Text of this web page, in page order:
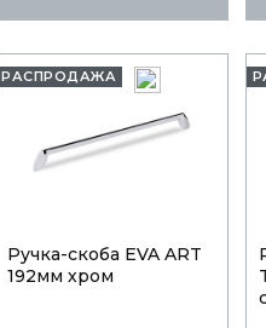
РАСПРОДАЖА
Ручка-скоба EVA ART
192мм хром